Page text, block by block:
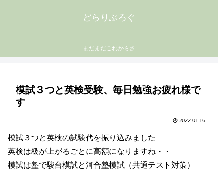
どらりぶろぐ
まだまだこれからさ
模試３つと英検受験、毎日勉強お疲れ様で
す
2022.01.16
模試３つと英検の試験代を振り込みました
英検は級が上がるごとに高額になりますね・・
模試は塾で駿台模試と河合塾模試（共通テスト対策）